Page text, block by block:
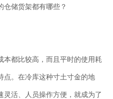
仓储货架都有哪些？
本都比较高，而且平时的使用耗
点。在冷库这种寸土寸金的地
灵活、人员操作方便，就成为了